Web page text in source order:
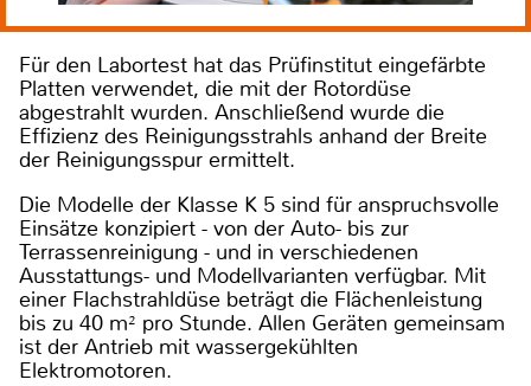
Für den Labortest hat das Prüfinstitut eingefärbte
Platten verwendet, die mit der Rotordüse
abgestrahlt wurden. Anschließend wurde die
Effizienz des Reinigungsstrahls anhand der Breite
der Reinigungsspur ermittelt.
Die Modelle der Klasse K 5 sind für anspruchsvolle
Einsätze konzipiert - von der Auto- bis zur
Terrassenreinigung - und in verschiedenen
Ausstattungs- und Modellvarianten verfügbar. Mit
einer Flachstrahldüse beträgt die Flächenleistung
bis zu 40 m² pro Stunde. Allen Geräten gemeinsam
ist der Antrieb mit wassergekühlten
Elektromotoren.